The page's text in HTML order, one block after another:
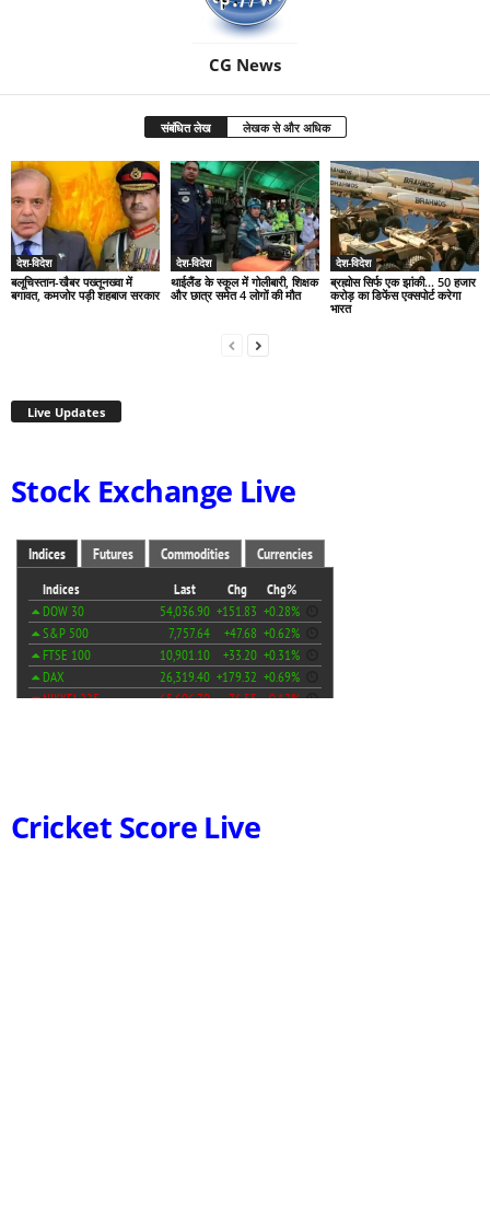
CG News
संबंधित लेख लेखक से और अधिक
देश-विदेश
बलूचिस्तान-खैबर पख्तूनख्वा में
बगावत, कमजोर पड़ी शहबाज सरकार
देश-विदेश
थाईलैंड के स्कूल में गोलीबारी, शिक्षक
और छात्र समेत 4 लोगों की मौत
देश-विदेश
ब्रह्मोस सिर्फ एक झांकी… 50 हजार
करोड़ का डिफेंस एक्सपोर्ट करेगा
भारत
Live Updates
Stock Exchange Live
Cricket Score Live